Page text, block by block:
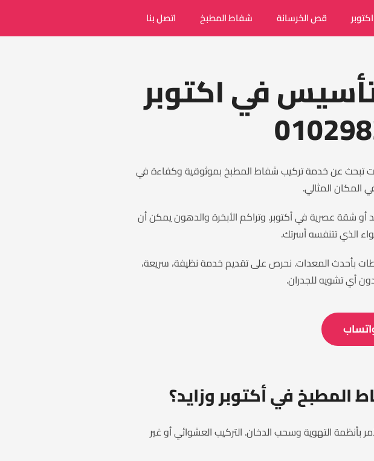
قص الخرسانة شفاط المطبخ اتصل بنا
في اكتوبر
تبحث عن خدمة تركيب شفاط المطبخ بموثوقية وكفاءة في
شقة عصرية في أكتوبر. وتراكم الأبخرة والدهون يمكن أن
الذي تتنفسه أسرتك.
بأحدث المعدات. نحرص على تقديم خدمة نظيفة، سريعة،
أي تشويه للجدران.
المطبخ في أكتوبر وزايد؟
بأنظمة التهوية وسحب الدخان. التركيب العشوائي أو غير